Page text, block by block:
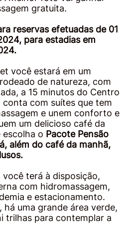
gratuita.
reservas efetuadas de 01
para estadias em
você estará em um
de natureza, com
a 15 minutos do Centro
com suítes que tem
e unem conforto e
um delicioso café da
escolha o Pacote Pensão
além do café da manhã,
terá à disposição,
com hidromassagem,
e estacionamento.
uma grande área verde,
trilhas para contemplar a